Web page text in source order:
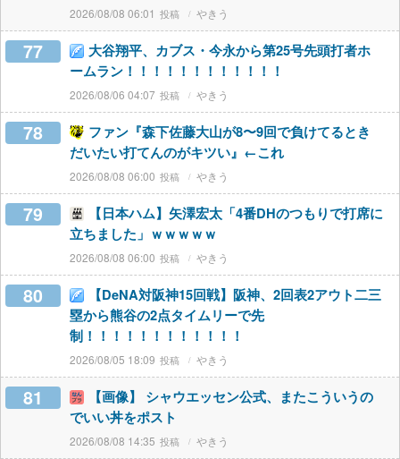
2026/08/08 06:01 やきう
77
大谷翔平、カブス・今永から第25号先頭打者ホ
ームラン！！！！！！！！！！！！
2026/08/06 04:07 やきう
78
ファン『森下佐藤大山が8〜9回で負けてるとき
だいたい打てんのがキツい』←これ
2026/08/08 06:00 やきう
79
【日本ハム】矢澤宏太「4番DHのつもりで打席に
立ちました」ｗｗｗｗｗ
2026/08/08 06:00 やきう
80
【DeNA対阪神15回戦】阪神、2回表2アウト二三
塁から熊谷の2点タイムリーで先
制！！！！！！！！！！！！
2026/08/05 18:09 やきう
81
【画像】 シャウエッセン公式、またこういうの
でいい丼をポスト
2026/08/08 14:35 やきう